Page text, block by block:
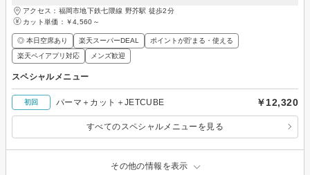
アクセス：福岡市地下鉄七隈線 野芥駅 徒歩2分
カット単価： ￥4,560～
◎ 本日空席あり 楽天スーパーDEAL
ポイントが貯まる・使える
楽天ペイアプリ対応
メンズ歓迎
スペシャルメニュー
初回 パーマ＋カット＋JETCUBE ￥12,320
すべてのスペシャルメニューを見る
その他の情報を表示